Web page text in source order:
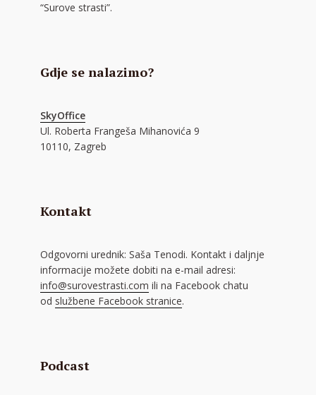
“Surove strasti”.
Gdje se nalazimo?
SkyOffice
Ul. Roberta Frangeša Mihanovića 9
10110, Zagreb
Kontakt
Odgovorni urednik: Saša Tenodi. Kontakt i daljnje
informacije možete dobiti na e-mail adresi:
info@surovestrasti.com ili na Facebook chatu
od službene Facebook stranice.
Podcast